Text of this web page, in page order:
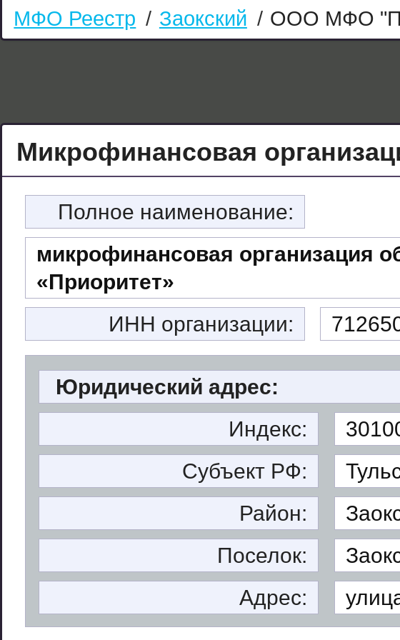
МФО Реестр / Заокский / ООО МФО
Микрофинансовая
Полное наименование:
микрофинансовая организация
«Приоритет»
ИНН организации:
Юридический адрес:
Индекс:
Субъект РФ:
Район:
Поселок:
Адрес: